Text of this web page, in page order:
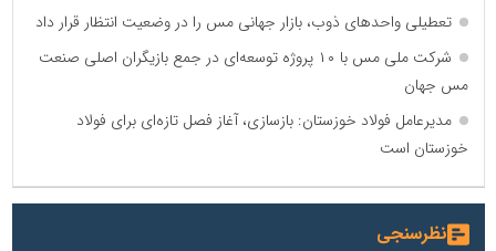
تعطیلی واحدهای ذوب، بازار جهانی مس را در وضعیت انتظار قرار داد
شرکت ملی مس با ۱۰ پروژه توسعه‌ای در جمع بازیگران اصلی صنعت
مس جهان
مدیرعامل فولاد خوزستان: بازسازی، آغاز فصل تازه‌ای برای فولاد
خوزستان است
نظرسنجی